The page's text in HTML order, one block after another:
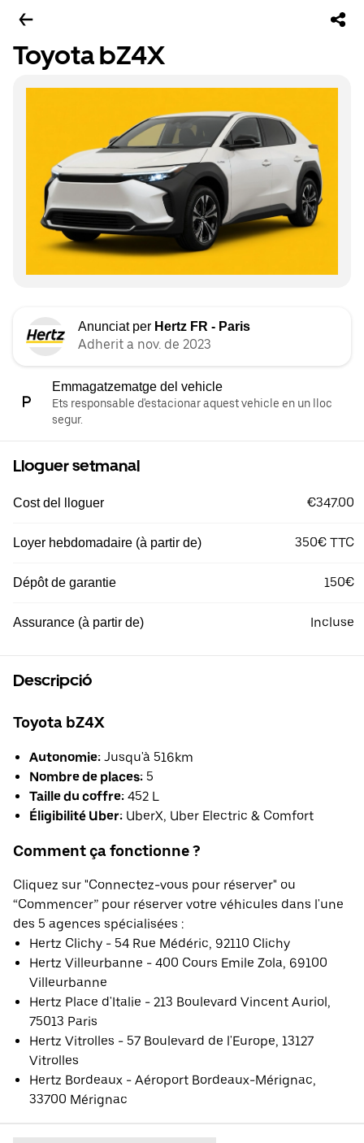
Toyota bZ4X
Anunciat per Hertz FR - Paris
Adherit a nov. de 2023
Emmagatzematge del vehicle
Ets responsable d'estacionar aquest vehicle en un lloc
segur.
Lloguer setmanal
Cost del lloguer €347.00
Loyer hebdomadaire (à partir de) 350€ TTC
Dépôt de garantie 150€
Assurance (à partir de) Incluse
Descripció
Toyota bZ4X
Autonomie: Jusqu'à 516km
Nombre de places: 5
Taille du coffre: 452 L
Éligibilité Uber: UberX, Uber Electric & Comfort
Comment ça fonctionne ?
Cliquez sur "Connectez-vous pour réserver" ou
“Commencer” pour réserver votre véhicules dans l'une
des 5 agences spécialisées :
Hertz Clichy - 54 Rue Médéric, 92110 Clichy
Hertz Villeurbanne - 400 Cours Emile Zola, 69100
Villeurbanne
Hertz Place d'Italie - 213 Boulevard Vincent Auriol,
75013 Paris
Hertz Vitrolles - 57 Boulevard de l'Europe, 13127
Vitrolles
Hertz Bordeaux - Aéroport Bordeaux-Mérignac,
33700 Mérignac